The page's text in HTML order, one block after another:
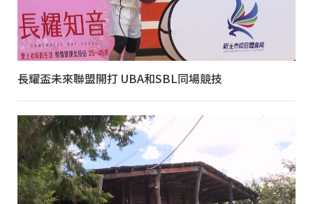
長耀盃未來聯盟開打 UBA和SBL同場競技